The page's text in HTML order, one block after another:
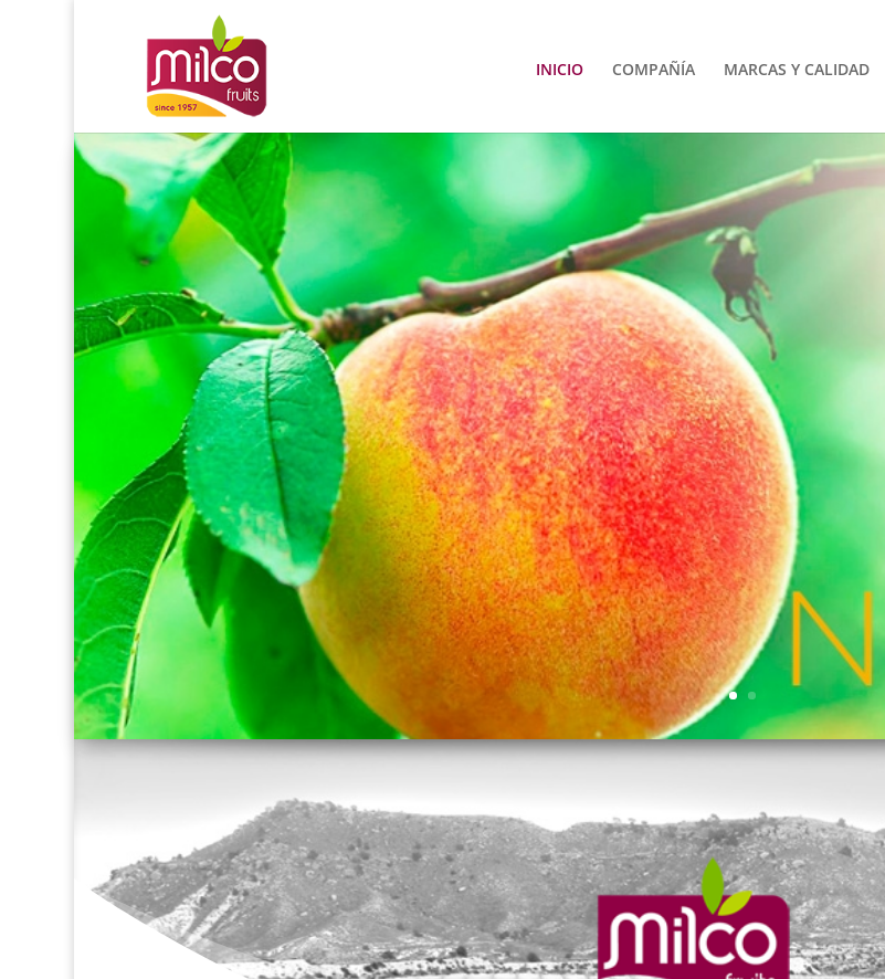
INICIO COMPAÑÍA MARCAS Y CALIDAD